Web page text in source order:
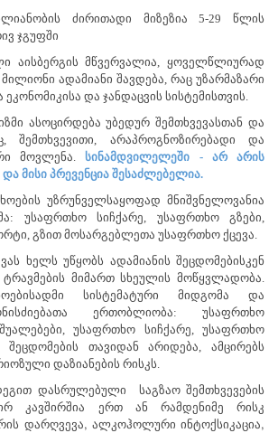
ძირითადი მიზეზია 5-29 წლის
ჯგუფში
აისბერგის მწვერვალია, ყოველწლიურად
ადამიანი შავდება, რაც უზარმაზარი
და ჯანდაცვის სისტემისთვის.
ასოცირდება უბედურ შემთხვევასთან და
შემთხვევითი, არაპროგნოზირებადი და
მოვლენა.სინამდვილელეში - არ არის
მისი პრევენცია შესაძლებელია.
უზრუნველსაყოფად მნიშვნელოვანია
უსაფრთხო სიჩქარე, უსაფრთხო გზები,
გზით მოსარგებლეთა უსაფრთხო ქცევა.
ხელს უწყობს ადამიანის შეცდომებისკენ
მიმართ სხეულის მოწყვლადობა.
სისტემატური მიდგომა და
ერთობლიობა: უსაფრთხო
უსაფრთხო სიჩქარე, უსაფრთხო
შეცდომების თავიდან არიდება, ამცირებს
დაზიანების რისკს.
დასრულებული
საგზაო შემთხვევების
კავშირშია ერთ ან რამდენიმე
რისკ
დარღვევა, ალკოჰოლური ინტოქსიკაცია,